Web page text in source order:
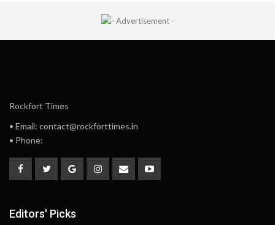
Rockfort Times
• Email: contact@rockforttimes.in
• Phone:
Editors' Picks